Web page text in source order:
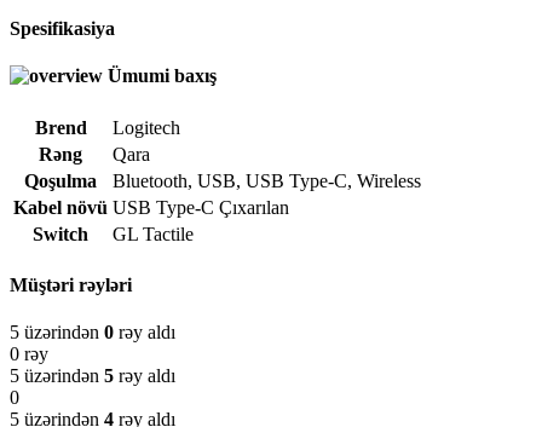
Spesifikasiya
Ümumi baxış
Brend
Logitech
Rəng
Qara
Qoşulma
Bluetooth, USB, USB Type-C, Wireless
Kabel növü USB Type-C Çıxarılan
Switch
GL Tactile
Müştəri rəyləri
5 üzərindən 0 rəy aldı
0 rəy
5 üzərindən 5 rəy aldı
0
5 üzərindən 4 rəy aldı